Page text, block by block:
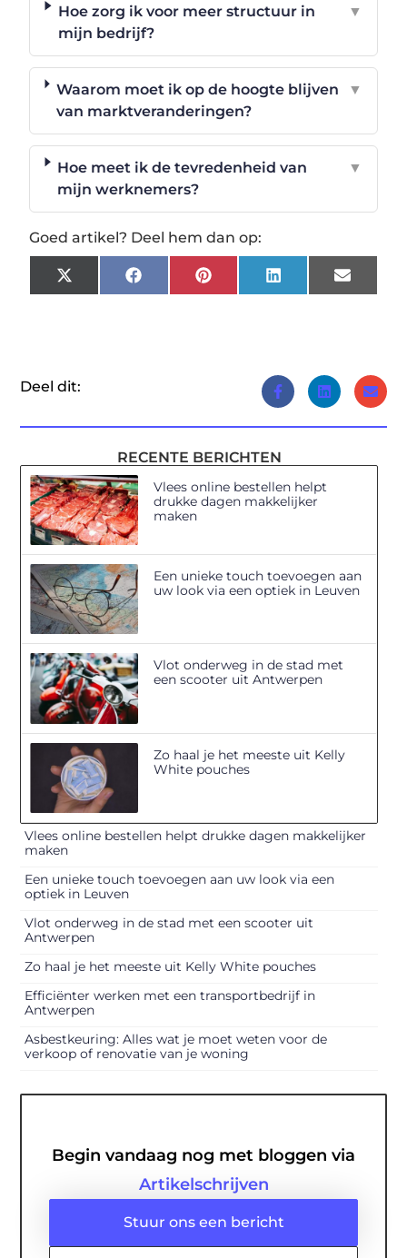
Hoe zorg ik voor meer structuur in
mijn bedrijf?
▼
Waarom moet ik op de hoogte blijven
van marktveranderingen?
▼
Hoe meet ik de tevredenheid van
mijn werknemers?
▼
Goed artikel? Deel hem dan op:
X
(Twitter)
FacebookPinterestLinkedInEmail
Deel dit:
RECENTE BERICHTEN
Vlees online bestellen helpt
drukke dagen makkelijker
maken
Een unieke touch toevoegen aan
uw look via een optiek in Leuven
Vlot onderweg in de stad met
een scooter uit Antwerpen
Zo haal je het meeste uit Kelly
White pouches
Vlees online bestellen helpt drukke dagen makkelijker
maken
Een unieke touch toevoegen aan uw look via een
optiek in Leuven
Vlot onderweg in de stad met een scooter uit
Antwerpen
Zo haal je het meeste uit Kelly White pouches
Efficiënter werken met een transportbedrijf in
Antwerpen
Asbestkeuring: Alles wat je moet weten voor de
verkoop of renovatie van je woning
Begin vandaag nog met bloggen via
Artikelschrijven
Stuur ons een bericht